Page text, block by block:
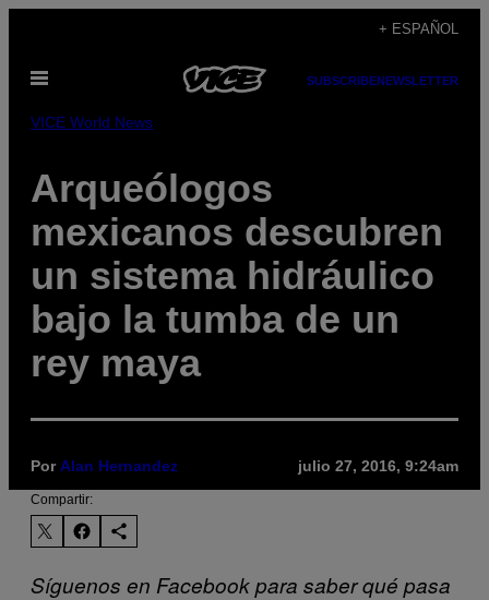
contenido
+ ESPAÑOL
Abrir
SUBSCRIBENEWSLETTER
VICE World News
Arqueólogos
mexicanos descubren
un sistema hidráulico
bajo la tumba de un
rey maya
Por Alan Hernandez julio 27, 2016, 9:24am
Compartir:
Síguenos en Facebook para saber qué pasa